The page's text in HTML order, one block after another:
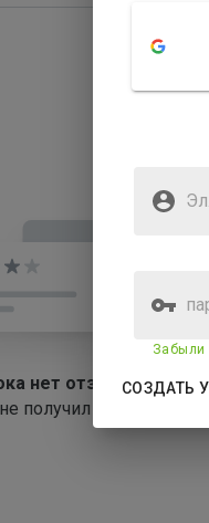
нет отзывов
получил ни одного
Забыли
СОЗДАТЬ